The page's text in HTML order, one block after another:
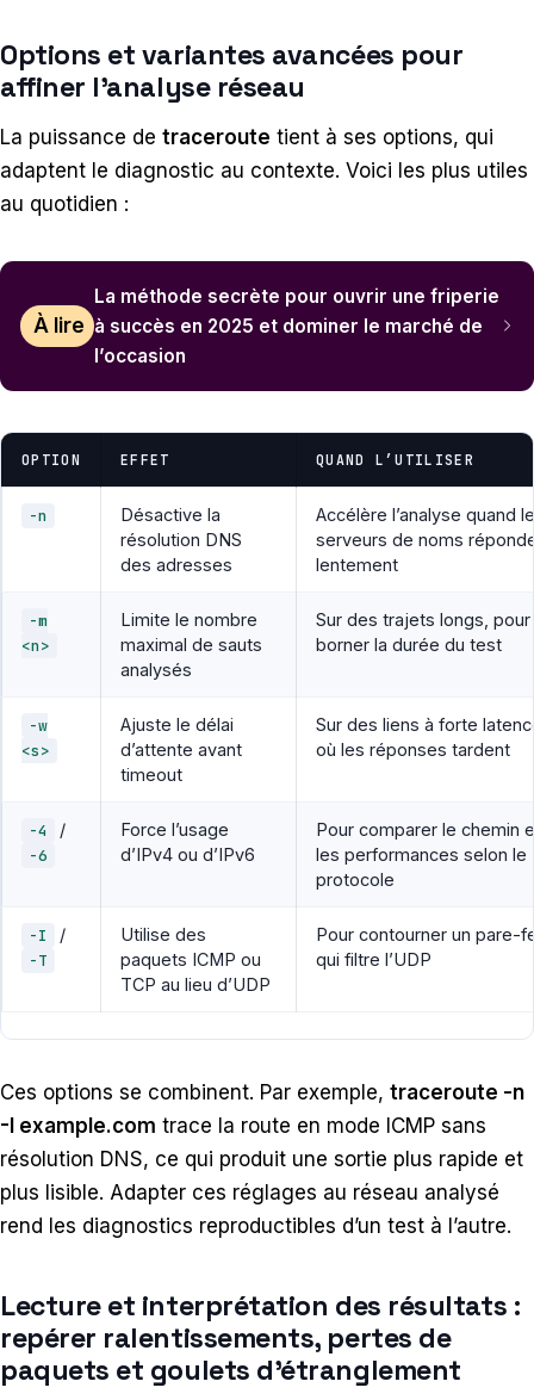
Options et variantes avancées pour
affiner l’analyse réseau
La puissance de traceroute tient à ses options, qui
adaptent le diagnostic au contexte. Voici les plus utiles
au quotidien :
À lire
La méthode secrète pour ouvrir une friperie
à succès en 2025 et dominer le marché de
l’occasion
OPTION EFFET QUAND L’UTILISER
-n
Désactive la
résolution DNS
des adresses
Accélère l’analyse quand
serveurs de noms
lentement
-m
<n>
Limite le nombre
maximal de sauts
analysés
Sur des trajets longs, pour
borner la durée du test
-w
<s>
Ajuste le délai
d’attente avant
timeout
Sur des liens à forte
où les réponses tardent
-4
/
-6
Force l’usage
d’IPv4 ou d’IPv6
Pour comparer le chemin
les performances selon le
protocole
-I
/
-T
Utilise des
paquets ICMP ou
TCP au lieu d’UDP
Pour contourner un pare-
qui filtre l’UDP
Ces options se combinent. Par exemple, traceroute -n
-I example.com trace la route en mode ICMP sans
résolution DNS, ce qui produit une sortie plus rapide et
plus lisible. Adapter ces réglages au réseau analysé
rend les diagnostics reproductibles d’un test à l’autre.
Lecture et interprétation des résultats :
repérer ralentissements, pertes de
paquets et goulets d’étranglement